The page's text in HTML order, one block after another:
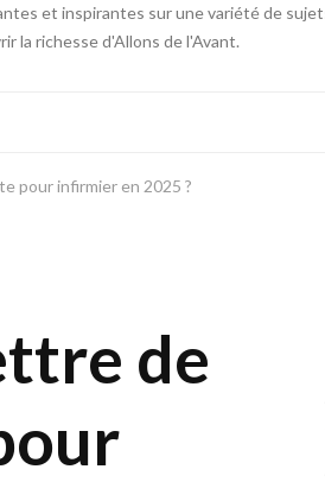
et inspirantes sur une variété de
la richesse d'Allons de l'Avant.
pour infirmier en 2025 ?
de